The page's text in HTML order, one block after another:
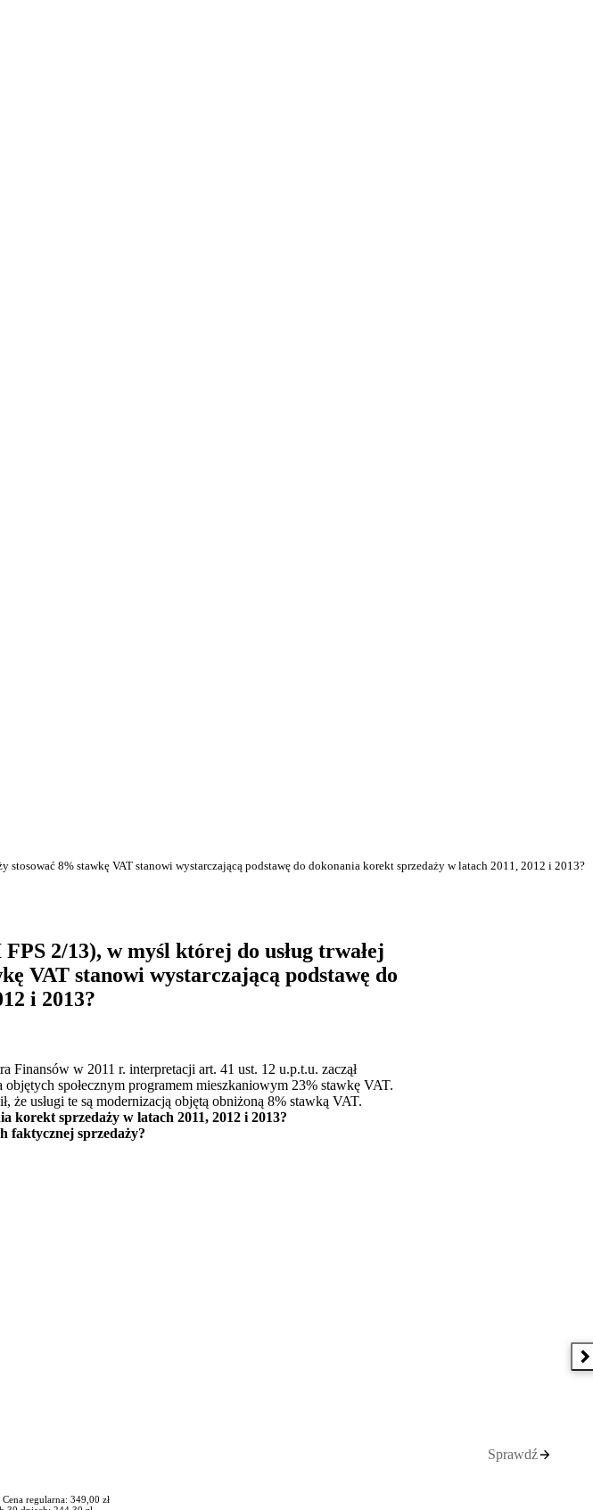
8% stawkę VAT stanowi wystarczającą podstawę do dokonania korekt sprzedaży w latach 2011, 2012 i 2013?
2/13), w myśl której do usług trwałej
VAT stanowi wystarczającą podstawę do
i 2013?
w 2011 r. interpretacji art. 41 ust. 12 u.p.t.u. zaczął
społecznym programem mieszkaniowym 23% stawkę VAT.
usługi te są modernizacją objętą obniżoną 8% stawką VAT.
korekt sprzedaży w latach 2011, 2012 i 2013?
faktycznej sprzedaży?
się w nowym oknie
Sprawdź
Cena regularna: 349,00 zł